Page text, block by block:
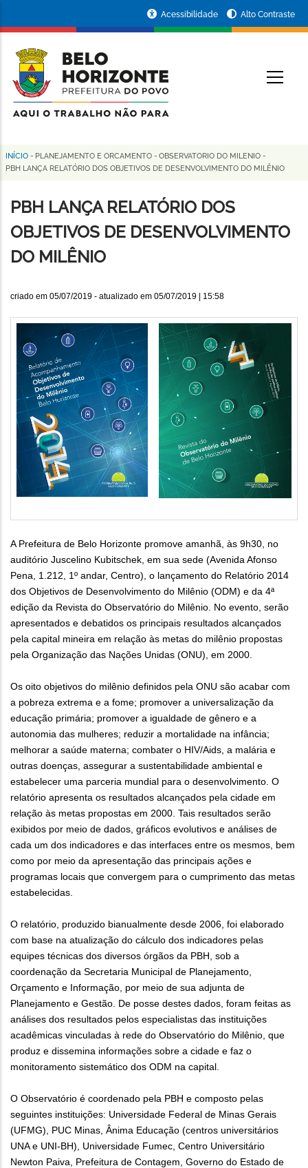
conteúdo
principal
da
Prefeitura
de
Horizonte
Acessibilidade Alto Contraste
Trilha
navegação
INÍCIO - PLANEJAMENTO E ORCAMENTO - OBSERVATORIO DO MILENIO -
PBH LANÇA RELATÓRIO DOS OBJETIVOS DE DESENVOLVIMENTO DO MILÊNIO
PBH LANÇA RELATÓRIO DOS
OBJETIVOS DE DESENVOLVIMENTO
DO MILÊNIO
criado em 05/07/2019 - atualizado em 05/07/2019 | 15:58
A Prefeitura de Belo Horizonte promove amanhã, às 9h30, no
auditório Juscelino Kubitschek, em sua sede (Avenida Afonso
Pena, 1.212, 1º andar, Centro), o lançamento do Relatório 2014
dos Objetivos de Desenvolvimento do Milênio (ODM) e da 4ª
edição da Revista do Observatório do Milênio. No evento, serão
apresentados e debatidos os principais resultados alcançados
pela capital mineira em relação às metas do milênio propostas
pela Organização das Nações Unidas (ONU), em 2000.
Os oito objetivos do milênio definidos pela ONU são acabar com
a pobreza extrema e a fome; promover a universalização da
educação primária; promover a igualdade de gênero e a
autonomia das mulheres; reduzir a mortalidade na infância;
melhorar a saúde materna; combater o HIV/Aids, a malária e
outras doenças, assegurar a sustentabilidade ambiental e
estabelecer uma parceria mundial para o desenvolvimento. O
relatório apresenta os resultados alcançados pela cidade em
relação às metas propostas em 2000. Tais resultados serão
exibidos por meio de dados, gráficos evolutivos e análises de
cada um dos indicadores e das interfaces entre os mesmos, bem
como por meio da apresentação das principais ações e
programas locais que convergem para o cumprimento das metas
estabelecidas.
O relatório, produzido bianualmente desde 2006, foi elaborado
com base na atualização do cálculo dos indicadores pelas
equipes técnicas dos diversos órgãos da PBH, sob a
coordenação da Secretaria Municipal de Planejamento,
Orçamento e Informação, por meio de sua adjunta de
Planejamento e Gestão. De posse destes dados, foram feitas as
análises dos resultados pelos especialistas das instituições
acadêmicas vinculadas à rede do Observatório do Milênio, que
produz e dissemina informações sobre a cidade e faz o
monitoramento sistemático dos ODM na capital.
O Observatório é coordenado pela PBH e composto pelas
seguintes instituições: Universidade Federal de Minas Gerais
(UFMG), PUC Minas, Ânima Educação (centros universitários
UNA e UNI-BH), Universidade Fumec, Centro Universitário
Newton Paiva, Prefeitura de Contagem, Governo do Estado de